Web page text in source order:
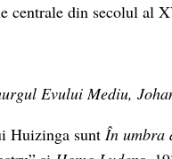
centrale din secolul al
Evului Mediu,
Huizinga sunt În umbra